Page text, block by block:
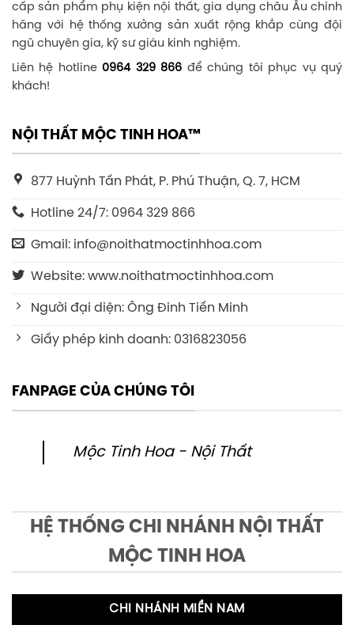
cấp sản phẩm phụ kiện nội thất, gia dụng châu Âu chính
hãng với hệ thống xưởng sản xuất rộng khắp cùng đội
ngũ chuyên gia, kỹ sư giàu kinh nghiệm.
Liên hệ hotline 0964 329 866 để chúng tôi phục vụ quý
khách!
NỘI THẤT MỘC TINH HOA™
877 Huỳnh Tấn Phát, P. Phú Thuận, Q. 7, HCM
Hotline 24/7: 0964 329 866
Gmail: info@noithatmoctinhhoa.com
Website: www.noithatmoctinhhoa.com
Người đại diện: Ông Đinh Tiến Minh
Giấy phép kinh doanh: 0316823056
FANPAGE CỦA CHÚNG TÔI
Mộc Tinh Hoa - Nội Thất
HỆ THỐNG CHI NHÁNH NỘI THẤT
MỘC TINH HOA
CHI NHÁNH MIỀN NAM